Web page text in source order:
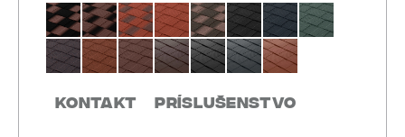
Kontakt Príslušenstvo